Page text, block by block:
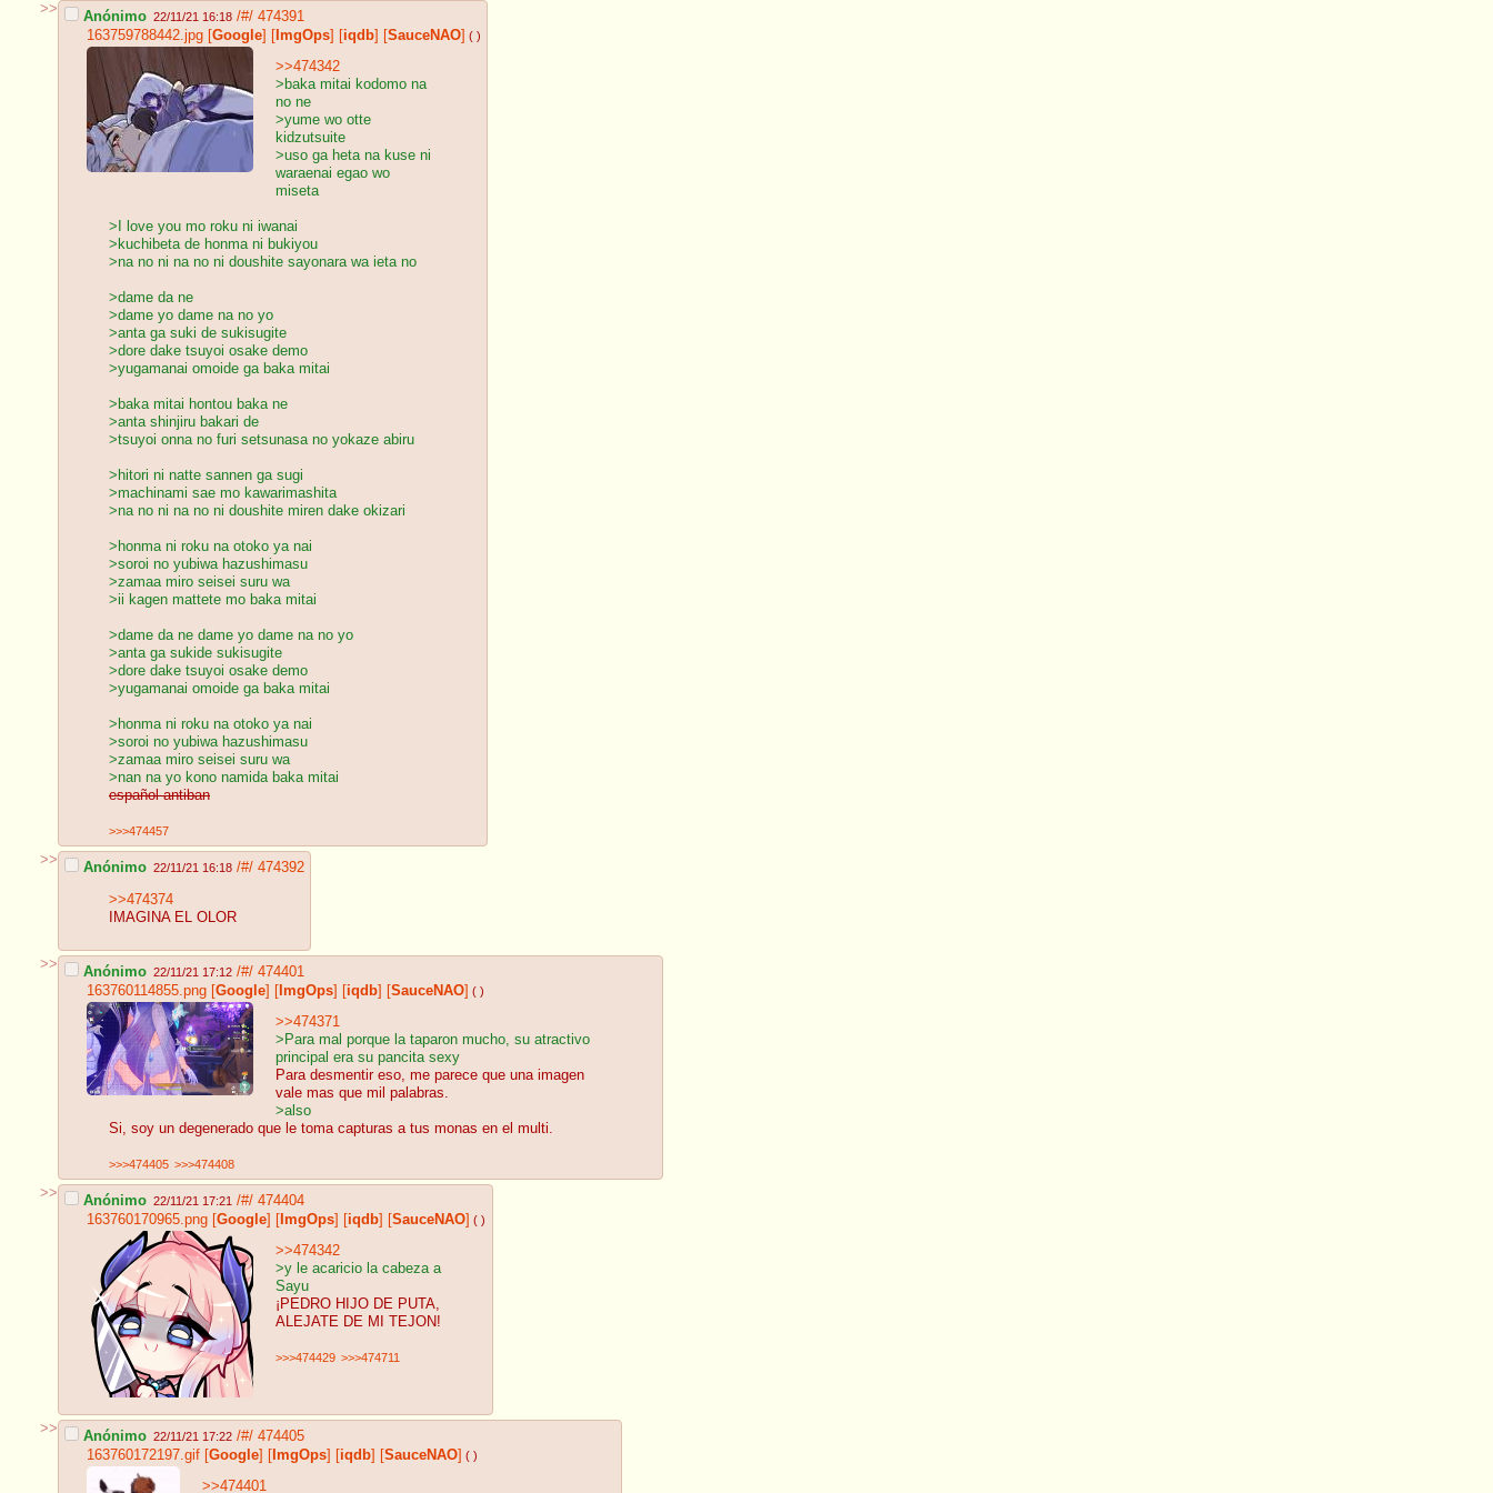
>> Anónimo 22/11/21 16:18 /#/ 474391
163759788442.jpg [Google] [ ImgOps] [iqdb] [SauceNAO] ( )
>>474342
>baka mitai kodomo na
no ne
>yume wo otte
kidzutsuite
>uso ga heta na kuse ni
waraenai egao wo
miseta
>I love you mo roku ni iwanai
>kuchibeta de honma ni bukiyou
>na no ni na no ni doushite sayonara wa ieta no
>dame da ne
>dame yo dame na no yo
>anta ga suki de sukisugite
>dore dake tsuyoi osake demo
>yugamanai omoide ga baka mitai
>baka mitai hontou baka ne
>anta shinjiru bakari de
>tsuyoi onna no furi setsunasa no yokaze abiru
>hitori ni natte sannen ga sugi
>machinami sae mo kawarimashita
>na no ni na no ni doushite miren dake okizari
>honma ni roku na otoko ya nai
>soroi no yubiwa hazushimasu
>zamaa miro seisei suru wa
>ii kagen mattete mo baka mitai
>dame da ne dame yo dame na no yo
>anta ga sukide sukisugite
>dore dake tsuyoi osake demo
>yugamanai omoide ga baka mitai
>honma ni roku na otoko ya nai
>soroi no yubiwa hazushimasu
>zamaa miro seisei suru wa
>nan na yo kono namida baka mitai
español antiban
>>>474457
>> Anónimo 22/11/21 16:18 /#/ 474392
>>474374
IMAGINA EL OLOR
>> Anónimo 22/11/21 17:12 /#/ 474401
163760114855.png [Google] [ ImgOps] [iqdb] [SauceNAO] ( )
>>474371
>Para mal porque la taparon mucho, su atractivo
principal era su pancita sexy
Para desmentir eso, me parece que una imagen
vale mas que mil palabras.
>also
Si, soy un degenerado que le toma capturas a tus monas en el multi.
>>>474405 >>>474408
>> Anónimo 22/11/21 17:21 /#/ 474404
163760170965.png [Google] [ ImgOps] [iqdb] [SauceNAO] ( )
>>474342
>y le acaricio la cabeza a
Sayu
¡PEDRO HIJO DE PUTA,
ALEJATE DE MI TEJON!
>>>474429 >>>474711
>> Anónimo 22/11/21 17:22 /#/ 474405
163760172197.gif [Google] [ ImgOps] [iqdb] [SauceNAO] ( )
>>474401